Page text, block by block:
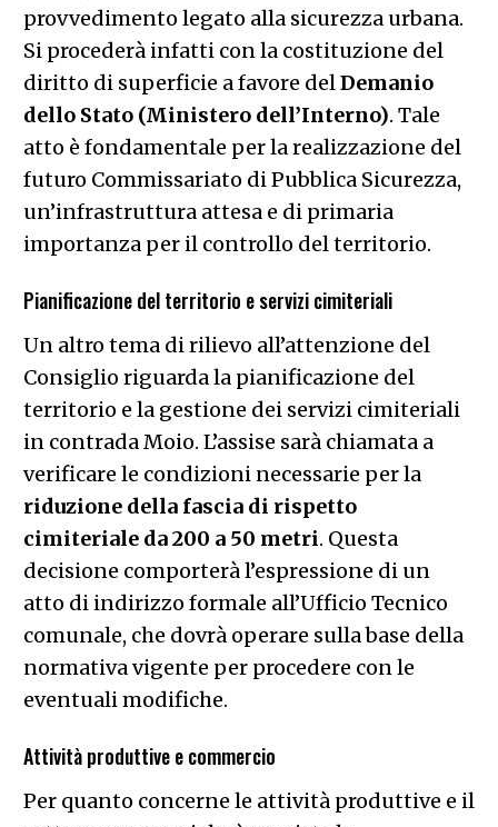
provvedimento legato alla sicurezza urbana.
Si procederà infatti con la costituzione del
diritto di superficie a favore delDemanio
dello Stato (Ministero dell’Interno). Tale
atto è fondamentale per la realizzazione del
futuro Commissariato di Pubblica Sicurezza,
un’infrastruttura attesa e di primaria
importanza per il controllo del territorio.
Pianificazione del territorio e servizi cimiteriali
Un altro tema di rilievo all’attenzione del
Consiglio riguarda la pianificazione del
territorio e la gestione dei servizi cimiteriali
in contrada Moio. L’assise sarà chiamata a
verificare le condizioni necessarie per la
riduzione della fascia di rispetto
cimiteriale da 200 a 50 metri. Questa
decisione comporterà l’espressione di un
atto di indirizzo formale all’Ufficio Tecnico
comunale, che dovrà operare sulla base della
normativa vigente per procedere con le
eventuali modifiche.
Attività produttive e commercio
Per quanto concerne le attività produttive e il